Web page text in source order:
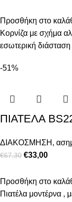
Προσθήκη στο
Κορνίζα με σχήμα
εσωτερική
-51%
ΠΙΑΤΕΛΑ
ΔΙΑΚΟΣΜΗΣΗ ,
€67,30 €33,00
Προσθήκη στο
Πιατέλα μοντέρνα ,